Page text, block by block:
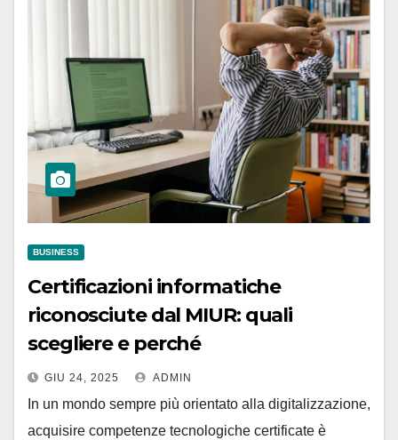
BUSINESS
Certificazioni informatiche
riconosciute dal MIUR: quali
scegliere e perché
GIU 24, 2025 ADMIN
In un mondo sempre più orientato alla digitalizzazione,
acquisire competenze tecnologiche certificate è